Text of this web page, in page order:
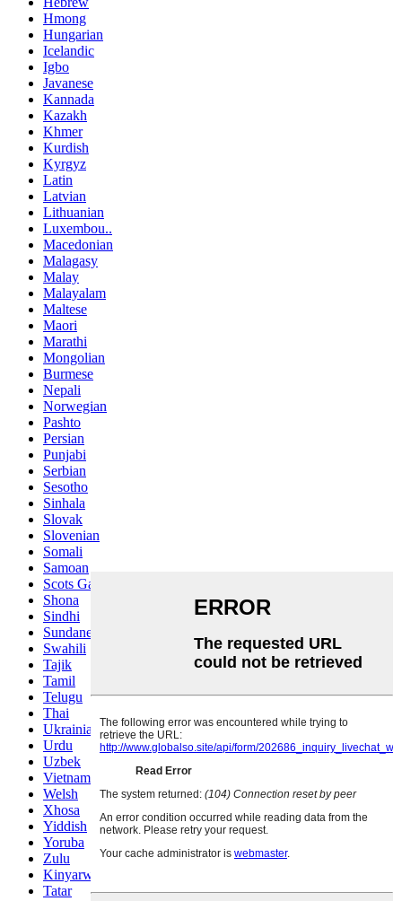
Hmong
Hungarian
Icelandic
Igbo
Javanese
Kannada
Kazakh
Khmer
Kurdish
Kyrgyz
Latin
Latvian
Lithuanian
Luxembou..
Macedonian
Malagasy
Malay
Malayalam
Maltese
Maori
Marathi
Mongolian
Burmese
Nepali
Norwegian
Pashto
Persian
Punjabi
Serbian
Sesotho
Sinhala
Slovak
Slovenian
Somali
Samoan
Scots Gaelic
Shona
Sindhi
Sundanese
Swahili
Tajik
Tamil
Telugu
Thai
Ukrainian
Urdu
Uzbek
Vietnamese
Welsh
Xhosa
Yiddish
Yoruba
Zulu
Kinyarwanda
Tatar